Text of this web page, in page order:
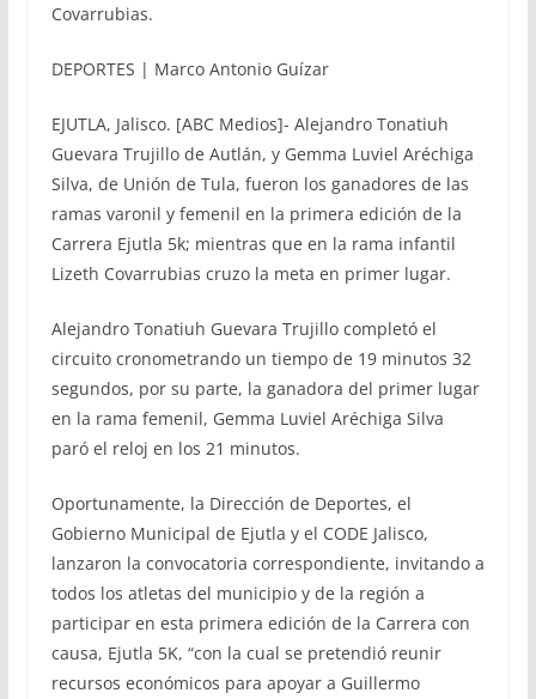
Covarrubias.
DEPORTES | Marco Antonio Guízar
EJUTLA, Jalisco. [ABC Medios]- Alejandro Tonatiuh
Guevara Trujillo de Autlán, y Gemma Luviel Aréchiga
Silva, de Unión de Tula, fueron los ganadores de las
ramas varonil y femenil en la primera edición de la
Carrera Ejutla 5k; mientras que en la rama infantil
Lizeth Covarrubias cruzo la meta en primer lugar.
Alejandro Tonatiuh Guevara Trujillo completó el
circuito cronometrando un tiempo de 19 minutos 32
segundos, por su parte, la ganadora del primer lugar
en la rama femenil, Gemma Luviel Aréchiga Silva
paró el reloj en los 21 minutos.
Oportunamente, la Dirección de Deportes, el
Gobierno Municipal de Ejutla y el CODE Jalisco,
lanzaron la convocatoria correspondiente, invitando a
todos los atletas del municipio y de la región a
participar en esta primera edición de la Carrera con
causa, Ejutla 5K, “con la cual se pretendió reunir
recursos económicos para apoyar a Guillermo